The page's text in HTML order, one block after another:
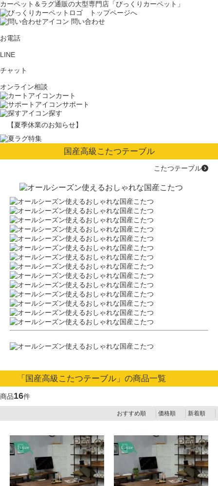
カーペット＆ラグ通販の大型専門店「びっくりカーペット」
問い合わせ
お電話
LINE
チャット
オンライン相談
カート
サポート
探す
【夏季休業のお知らせ】
国産高級こたつテーブル
こたつテーブル
「国産高級こたつテーブル」の商品一覧
商品16件
おすすめ順 価格順 新着順